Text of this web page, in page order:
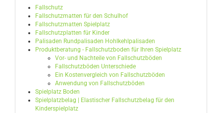
Fallschutz
Fallschutzmatten für den Schulhof
Fallschutzmatten Spielplatz
Fallschutzplatten für Kinder
Palisaden Rundpalisaden Hohlkehlpalisaden
Produktberatung - Fallschutzboden für Ihren Spielplatz
Vor- und Nachteile von Fallschutzböden
Fallschutzböden Unterschiede
Ein Kostenvergleich von Fallschutzböden
Anwendung von Fallschutzböden
Spielplatz Boden
Spielplatzbelag | Elastischer Fallschutzbelag für den
Kinderspielplatz